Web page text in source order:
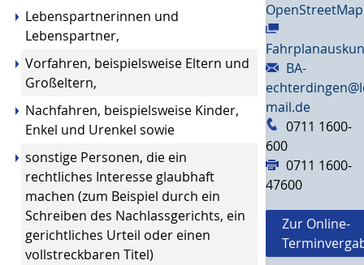
Lebenspartnerinnen und
Lebenspartner,
Vorfahren, beispielsweise Eltern und
Großeltern,
Nachfahren, beispielsweise Kinder,
Enkel und Urenkel sowie
sonstige Personen, die ein
rechtliches Interesse glaubhaft
machen (zum Beispiel durch ein
Schreiben des Nachlassgerichts, ein
gerichtliches Urteil oder einen
vollstreckbaren Titel)
OpenStreetMap
BA-
mail.de
0711 1600-
600
0711 1600-
47600
Zur Online-